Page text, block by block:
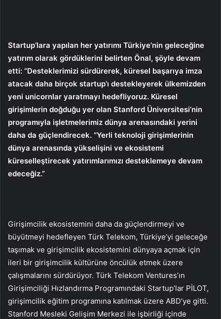
Startup’lara yapılan her yatırımı Türkiye’nin geleceğine
yatırım olarak gördüklerini belirten Önal, şöyle devam
etti: “Desteklerimizi sürdürerek, küresel başarıya imza
atacak daha birçok startup’ı destekleyerek ülkemizden
yeni unicornlar yaratmayı hedefliyoruz. Küresel
girişimlerin doğduğu yer olan Stanford Üniversitesi’nin
programıyla işletmelerimiz dünya arenasındaki yerini
daha da güçlendirecek. “Yerli teknoloji girişimlerinin
dünya arenasında yükselişini ve ekosistemi
küreselleştirecek yatırımlarımızı desteklemeye devam
edeceğiz.”
Girişimcilik ekosistemini daha da güçlendirmeyi ve
büyütmeyi hedefleyen Türk Telekom, Türkiye’yi geleceğe
taşımak ve girişimcilik ekosistemini dünyaya açmak için
ileri bir girişimcilik kültürüne öncülük etmek üzere
çalışmalarını sürdürüyor. Türk Telekom Ventures’ın
Girişimciliği Hızlandırma Programındaki Startup’lar PİLOT,
girişimcilik eğitim programına katılmak üzere ABD’ye gitti.
Stanford Mesleki Gelişim Merkezi ile işbirliği içinde